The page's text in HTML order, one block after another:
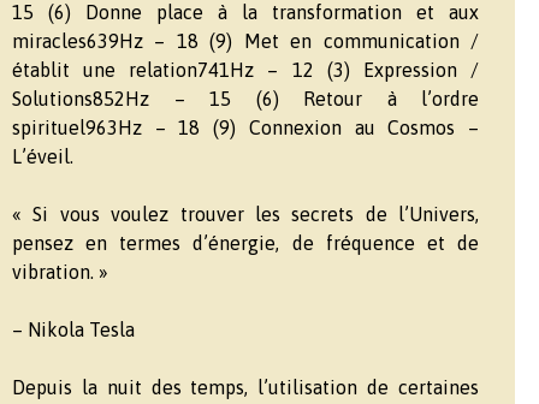
15 (6) Donne place à la transformation et aux
miracles639Hz – 18 (9) Met en communication /
établit une relation741Hz – 12 (3) Expression /
Solutions852Hz – 15 (6) Retour à l’ordre
spirituel963Hz – 18 (9) Connexion au Cosmos –
L’éveil.
« Si vous voulez trouver les secrets de l’Univers,
pensez en termes d’énergie, de fréquence et de
vibration. »
– Nikola Tesla
Depuis la nuit des temps, l’utilisation de certaines